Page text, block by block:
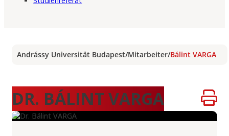
Andrássy Universität Budapest/Mitarbeiter/Bálint VARGA
DR. BÁLINT VARGA